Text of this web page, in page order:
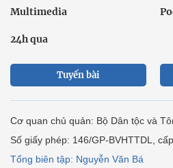
Multimedia
24h qua
Tuyến bài
Cơ quan chủ quản: Bộ Dân tộc và
Số giấy phép: 146/GP-BVHTTDL,
Tổng biên tập: Nguyễn Văn Bá